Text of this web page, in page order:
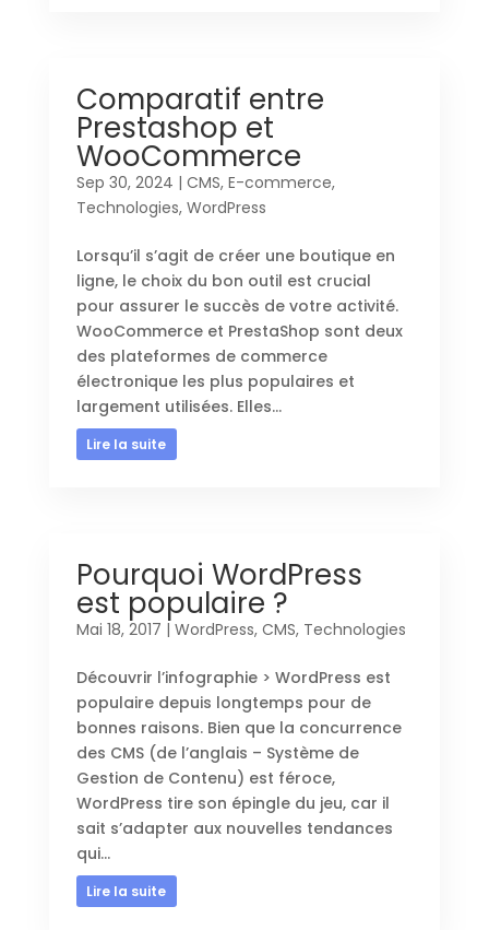
Comparatif entre
Prestashop et
WooCommerce
Sep 30, 2024 | CMS, E-commerce,
Technologies, WordPress
Lorsqu’il s’agit de créer une boutique en
ligne, le choix du bon outil est crucial
pour assurer le succès de votre activité.
WooCommerce et PrestaShop sont deux
des plateformes de commerce
électronique les plus populaires et
largement utilisées. Elles...
Lire la suite
Pourquoi WordPress
est populaire ?
Mai 18, 2017 | WordPress, CMS, Technologies
Découvrir l’infographie > WordPress est
populaire depuis longtemps pour de
bonnes raisons. Bien que la concurrence
des CMS (de l’anglais – Système de
Gestion de Contenu) est féroce,
WordPress tire son épingle du jeu, car il
sait s’adapter aux nouvelles tendances
qui...
Lire la suite